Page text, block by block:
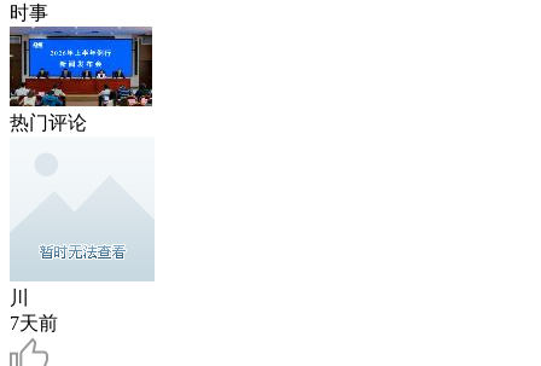
时事
热门评论
川
7天前